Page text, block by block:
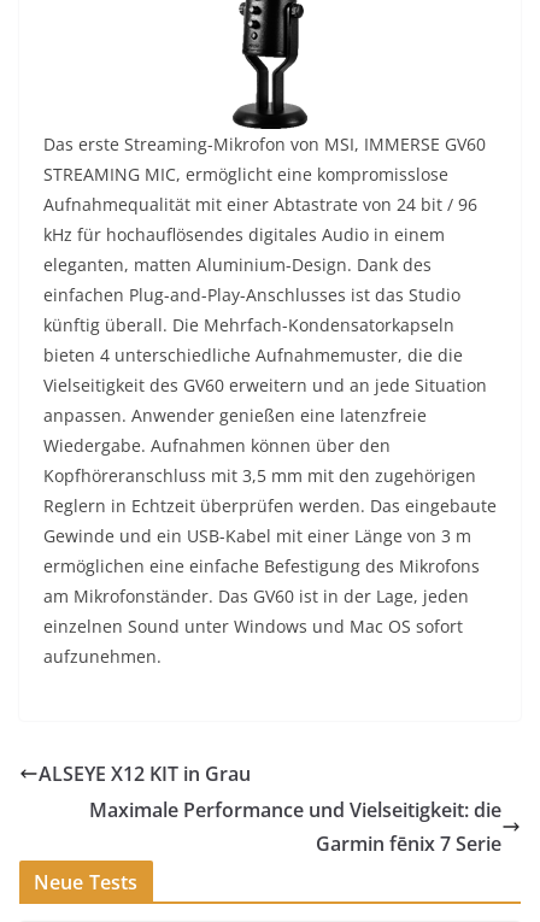
Das erste Streaming-Mikrofon von MSI, IMMERSE GV60
STREAMING MIC, ermöglicht eine kompromisslose
Aufnahmequalität mit einer Abtastrate von 24 bit / 96
kHz für hochauflösendes digitales Audio in einem
eleganten, matten Aluminium-Design. Dank des
einfachen Plug-and-Play-Anschlusses ist das Studio
künftig überall. Die Mehrfach-Kondensatorkapseln
bieten 4 unterschiedliche Aufnahmemuster, die die
Vielseitigkeit des GV60 erweitern und an jede Situation
anpassen. Anwender genießen eine latenzfreie
Wiedergabe. Aufnahmen können über den
Kopfhöreranschluss mit 3,5 mm mit den zugehörigen
Reglern in Echtzeit überprüfen werden. Das eingebaute
Gewinde und ein USB-Kabel mit einer Länge von 3 m
ermöglichen eine einfache Befestigung des Mikrofons
am Mikrofonständer. Das GV60 ist in der Lage, jeden
einzelnen Sound unter Windows und Mac OS sofort
aufzunehmen.
ALSEYE X12 KIT in Grau
Maximale Performance und Vielseitigkeit: die
Garmin fēnix 7 Serie
Neue Tests